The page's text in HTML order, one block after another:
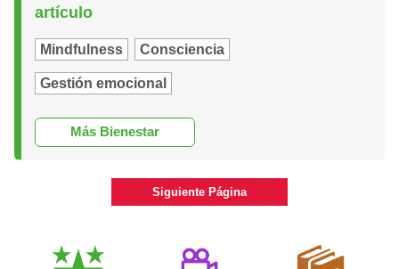
artículo
Mindfulness Consciencia
Gestión emocional
Más Bienestar
Siguiente Página